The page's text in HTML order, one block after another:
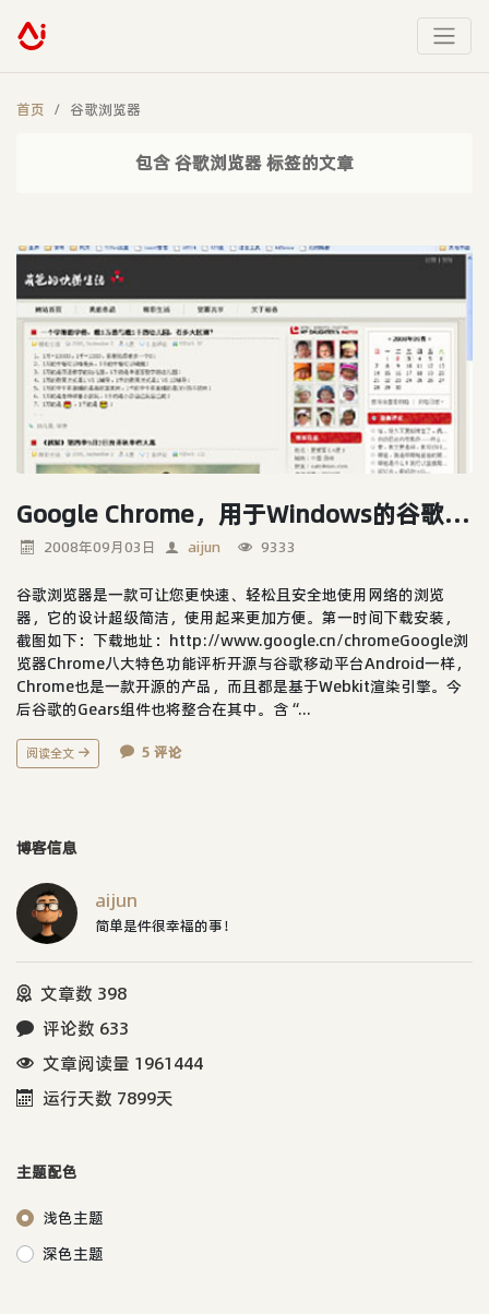
首页 谷歌浏览器
包含 谷歌浏览器 标签的文章
Google Chrome，用于Windows的谷歌浏览器
2008年09月03日 aijun 9333
谷歌浏览器是一款可让您更快速、轻松且安全地使用网络的浏览
器，它的设计超级简洁，使用起来更加方便。第一时间下载安装，
截图如下：下载地址：http://www.google.cn/chromeGoogle浏
览器Chrome八大特色功能评析开源与谷歌移动平台Android一样，
Chrome也是一款开源的产品，而且都是基于Webkit渲染引擎。今
后谷歌的Gears组件也将整合在其中。含“...
阅读全文 5 评论
博客信息
aijun
简单是件很幸福的事！
文章数 398
评论数 633
文章阅读量 1961444
运行天数 7899天
主题配色
浅色主题
深色主题